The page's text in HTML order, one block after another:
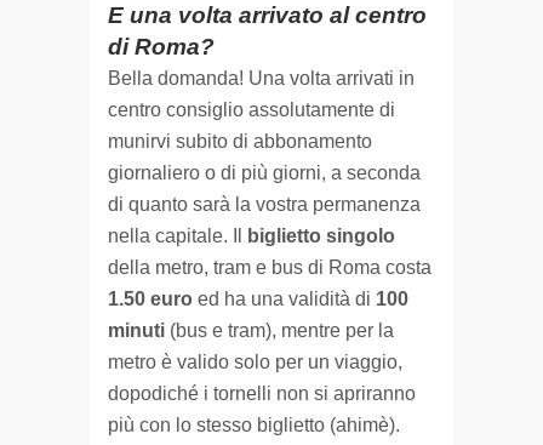
E una volta arrivato al centro
di Roma?
Bella domanda! Una volta arrivati in
centro consiglio assolutamente di
munirvi subito di abbonamento
giornaliero o di più giorni, a seconda
di quanto sarà la vostra permanenza
nella capitale. Il
biglietto singolo
della metro, tram e bus di Roma costa
1.50 euro ed ha una validità di 100
minuti (bus e tram), mentre per la
metro è valido solo per un viaggio,
dopodiché i tornelli non si apriranno
più con lo stesso biglietto (ahimè).